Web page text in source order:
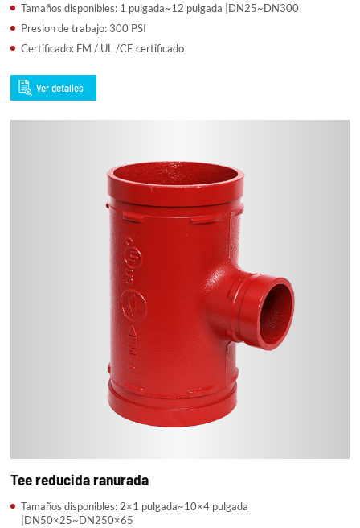
Tamaños disponibles: 1 pulgada~12 pulgada |DN25~DN300
Presion de trabajo: 300 PSI
Certificado: FM / UL /CE certificado
Ver detalles
Tee reducida ranurada
Tamaños disponibles: 2×1 pulgada~10×4 pulgada
|DN50×25~DN250×65